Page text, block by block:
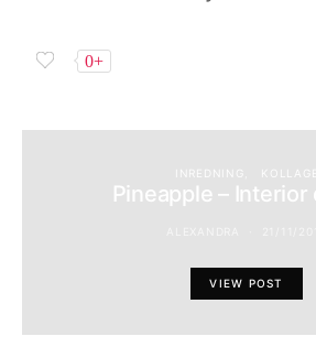
0+
KOLLAGE
Pineapple – Interior
VIEW POST